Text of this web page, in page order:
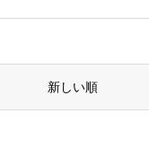
新しい順